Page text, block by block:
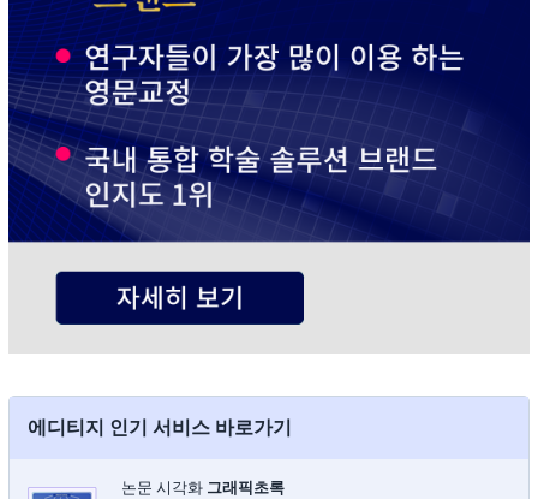
에디티지 인기 서비스 바로가기
논문 시각화 그래픽초록​